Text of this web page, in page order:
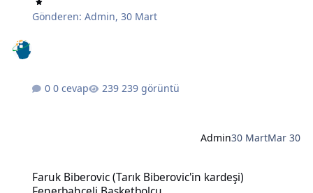
Gönderen:Admin,30 Mart
0 cevap 239 görüntü
Admin30 MartMar 30
Faruk Biberovic (Tarık Biberovic'in kardeşi)